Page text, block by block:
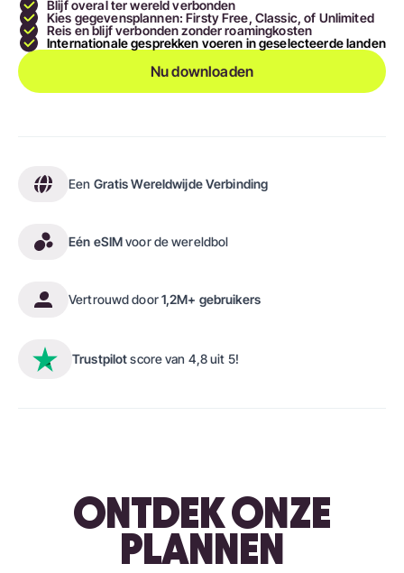
Blijf overal ter wereld verbonden
Kies gegevensplannen: Firsty Free, Classic, of Unlimited
Reis en blijf verbonden zonder roamingkosten
Internationale gesprekken voeren in geselecteerde landen
Nu downloaden
Een Gratis Wereldwijde Verbinding
Eén eSIMvoor de wereldbol
Vertrouwd door1,2M+ gebruikers
Trustpilotscore van 4,8 uit 5!
ONTDEK ONZE
PLANNEN